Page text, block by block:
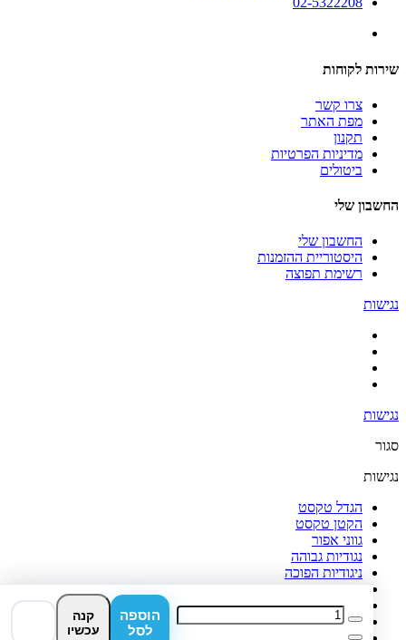
הוספה
לסל
קנה
עכשיו
שירות לקוחות
צרו קשר
מפת האתר
תקנון
מדיניות הפרטיות
ביטולים
החשבון שלי
החשבון שלי
היסטוריית ההזמנות
רשימת תפוצה
נגישות
נגישות
סגור
נגישות
הגדל טקסט
הקטן טקסט
גווני אפור
נגודיות גבוהה
ניגודיות הפוכה
רקע בהיר
הדגשת קישורים
פונט קריא